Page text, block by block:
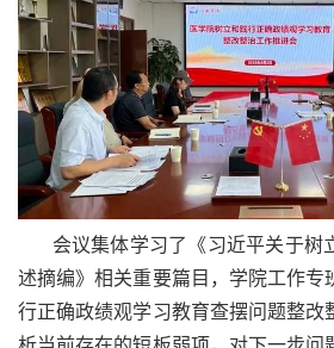
会议集体学习了《习近平关于树
述摘编》相关重要篇目，学院工作专
行正确政绩观学习教育查摆问题整改